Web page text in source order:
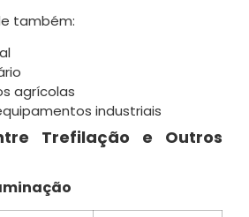
também:
agrícolas
industriais
Trefilação e Outros